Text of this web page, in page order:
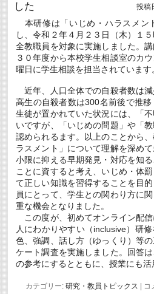
した
投稿
本研修は「いじめ・ハラスメン
し、令和２年４月２３日（木）１
全教職員を対象に実施しました。
３０年度から本校学生相談室のカ
曜日に学生相談を担当されています
近年、人口全体での自殺者数は
高生の自殺者数は300名前後で推
生徒が置かれていた状況には、「
いですが、「いじめの問題」や「
認められるます。以上のことから
ラスメント」について理解を深め
小限に抑える早期発見・対応を知
ことに資すると考え、いじめ・体
て正しい知識を習得することを目
員にとって、学生との関わり方に
重な機会となりました。
この度が、初めてオンライン配
人にわかりやすい（inclusive）研
色、強調、話し方（ゆっくり）等
ケート調査を実施しました。回答
の参考にするとともに、授業にも活
カテゴリー: 研究・教員トピックス
い
コ